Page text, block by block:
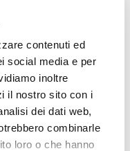
contenuti ed
social media e per
inoltre
il nostro sito con i
dei dati web,
combinarle
loro o che hanno
video non intendono
o di conseguenze
loro messa in pratica.
libero, con i kettlebell, con
si consiglia pertanto
esercizi e
Consultare il proprio
forma di attività